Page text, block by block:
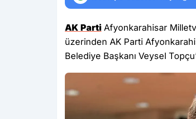
AK Parti Afyonkarahisar
üzerinden AK Parti
Belediye Başkanı Veysel